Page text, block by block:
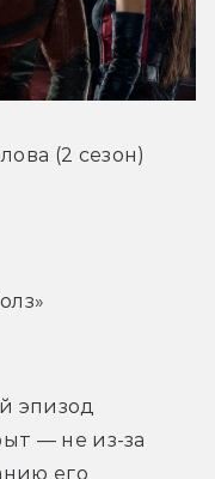
(2 сезон)
эпизод
— не из-за
его